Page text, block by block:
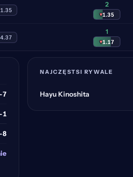
1.35
2
▾1.35
4.37
1
▾1.17
7
1
8
NAJCZĘSTSI RYWALE
Hayu Kinoshita